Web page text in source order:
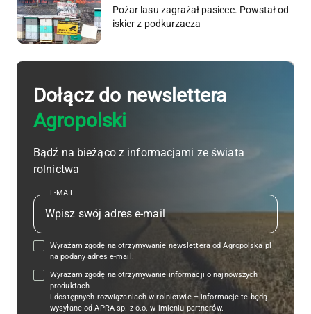
Pożar lasu zagrażał pasiece. Powstał od
iskier z podkurzacza
Dołącz do newslettera
Agropolski
Bądź na bieżąco z informacjami ze świata
rolnictwa
E-MAIL
Wyrażam zgodę na otrzymywanie newslettera od Agropolska.pl
na podany adres e-mail.
Wyrażam zgodę na otrzymywanie informacji o najnowszych
produktach
i dostępnych rozwiązaniach w rolnictwie – informacje te będą
wysyłane od APRA sp. z o.o. w imieniu partnerów.